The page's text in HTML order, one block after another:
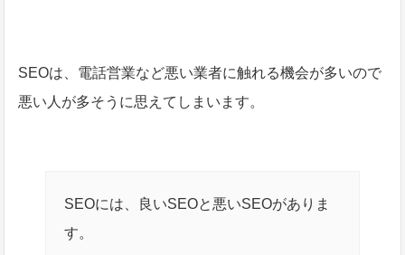
SEOは、電話営業など悪い業者に触れる機会が多いので
悪い人が多そうに思えてしまいます。
SEOには、良いSEOと悪いSEOがありま
す。